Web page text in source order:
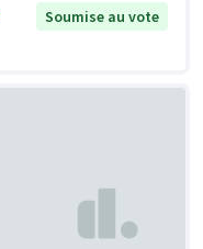
Soumise au vote